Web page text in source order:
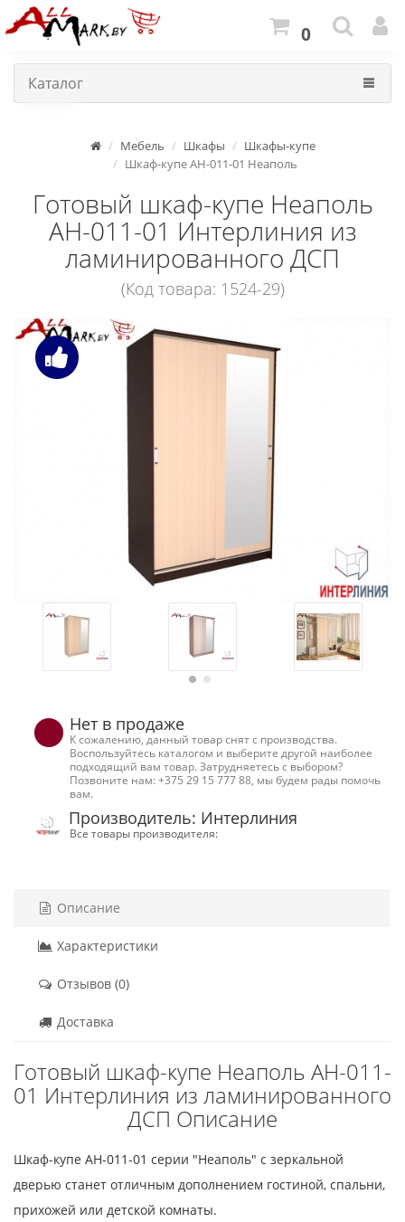
0
Каталог
Мебель Шкафы
Шкафы-купе
Шкаф-купе АН-011-01 Неаполь
Готовый шкаф-купе Неаполь
АН-011-01 Интерлиния из
ламинированного ДСП
(Код товара: 1524-29)
Нет в продаже
К сожалению, данный товар снят с производства.
Воспользуйтесь каталогом и выберите другой наиболее
подходящий вам товар. Затрудняетесь с выбором?
Позвоните нам: +375 29 15 777 88, мы будем рады помочь
вам.
Производитель: Интерлиния
Все товары производителя:
Описание
Характеристики
Отзывов (0)
Доставка
Готовый шкаф-купе Неаполь АН-011-
01 Интерлиния из ламинированного
ДСП Описание
Шкаф-купе АН-011-01 серии "Неаполь" с зеркальной
дверью станет отличным дополнением гостиной, спальни,
прихожей или детской комнаты.